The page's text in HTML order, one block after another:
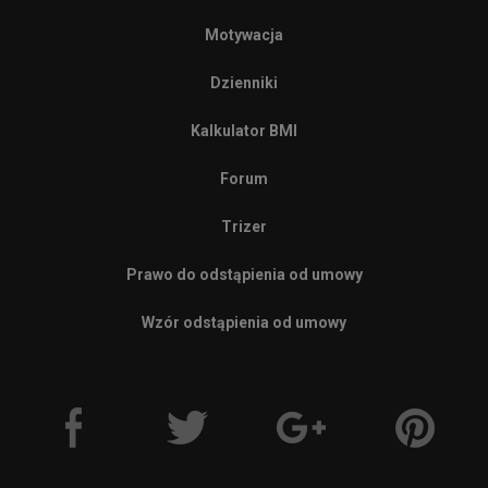
Motywacja
Dzienniki
Kalkulator BMI
Forum
Trizer
Prawo do odstąpienia od umowy
Wzór odstąpienia od umowy